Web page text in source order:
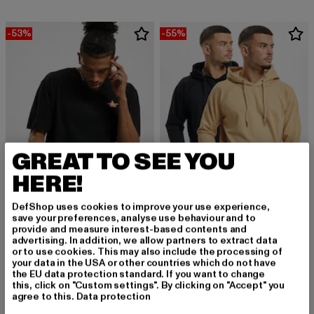
-53%
DENIM PROJECT
Dpexpedition
14,10 EUR
Derzeitiger Preis: 14,10 EUR
29,99 EURAktionspreis: 29,99 EUR
-55%
DENIM PROJECT
Dpbasic 2 Pack
24,75 EUR
Derzeitiger Preis: 24,75 EUR
54,99 EURAktionspreis:
GREAT TO SEE YOU
HERE!
DefShop uses cookies to improve your use experience,
save your preferences, analyse use behaviour and to
provide and measure interest-based contents and
advertising. In addition, we allow partners to extract data
or to use cookies. This may also include the processing of
your data in the USA or other countries which do not have
the EU data protection standard. If you want to change
this, click on "Custom settings". By clicking on "Accept" you
agree to this. Data protection